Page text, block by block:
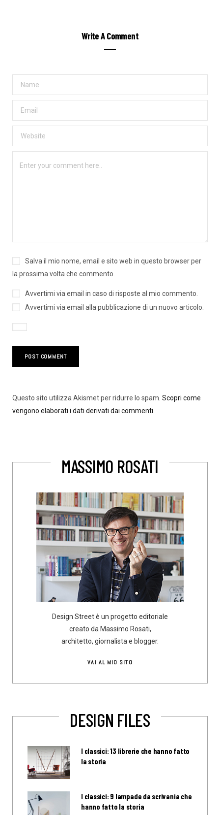
Write A Comment
Salva il mio nome, email e sito web in questo browser per
la prossima volta che commento.
Avvertimi via email in caso di risposte al mio commento.
Avvertimi via email alla pubblicazione di un nuovo articolo.
Questo sito utilizza Akismet per ridurre lo spam. Scopri come
vengono elaborati i dati derivati dai commenti.
MASSIMO ROSATI
Design Street è un progetto editoriale
creato da Massimo Rosati,
architetto, giornalista e blogger.
VAI AL MIO SITO
DESIGN FILES
I classici: 13 librerie che hanno fatto
la storia
I classici: 9 lampade da scrivania che
hanno fatto la storia